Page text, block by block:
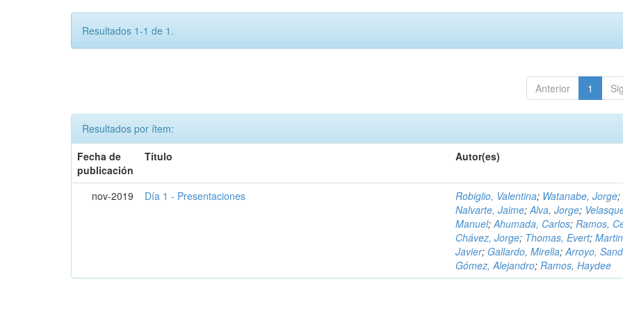
Resultados 1-1 de 1.
Anterior 1
Resultados por ítem:
Fecha de
publicación
Título Autor(es)
nov-2019 Día 1 - Presentaciones Robiglio, Valentina; Watanabe, Jorge;
Nalvarte, Jaime;Alva, Jorge;
Manuel;Ahumada, Carlos;Ramos,
Chávez, Jorge; Thomas, Evert;
Javier; Gallardo, Mirella;Arroyo,
Gómez, Alejandro;Ramos, Haydee